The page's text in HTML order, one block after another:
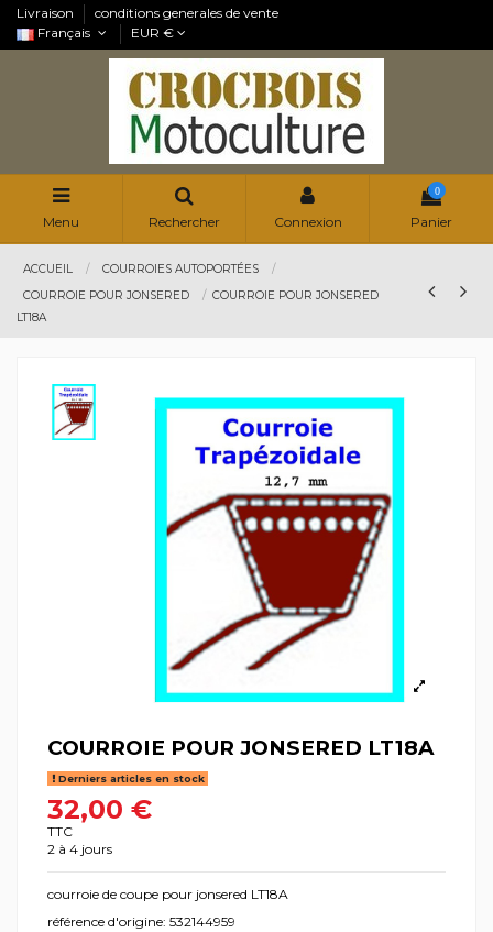
Livraison
conditions generales de vente
Français
EUR €
Menu Rechercher Connexion
0
Panier
ACCUEIL
COURROIES AUTOPORTÉES
COURROIE POUR JONSERED
COURROIE POUR JONSERED
LT18A
COURROIE POUR JONSERED LT18A
Derniers articles en stock
32,00 €
TTC
2 à 4 jours
courroie de coupe pour jonsered LT18A
référence d'origine: 532144959